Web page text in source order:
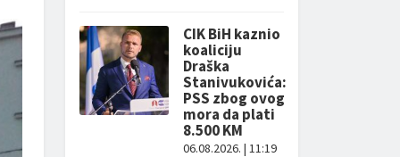
CIK BiH kaznio
koaliciju
Draška
Stanivukovića:
PSS zbog ovog
mora da plati
8.500 KM
06.08.2026. | 11:19